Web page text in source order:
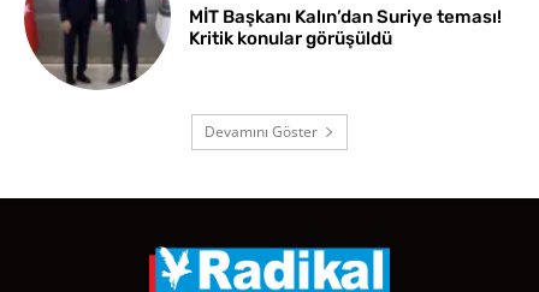
MİT Başkanı Kalın’dan Suriye teması!
Kritik konular görüşüldü
Devamını Göster